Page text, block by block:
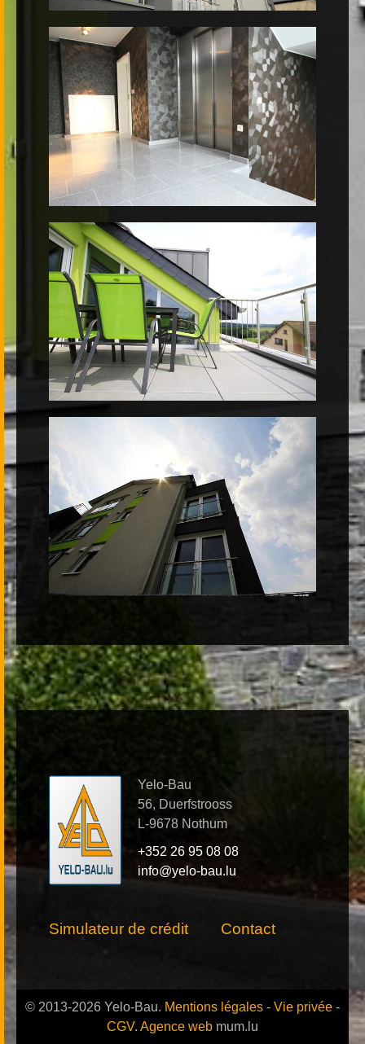
Yelo-Bau
56, Duerfstrooss
L-9678 Nothum
+352 26 95 08 08
info@yelo-bau.lu
Simulateur de crédit Contact
© 2013-2026 Yelo-Bau. Mentions légales - Vie privée -
CGV. Agence web mum.lu